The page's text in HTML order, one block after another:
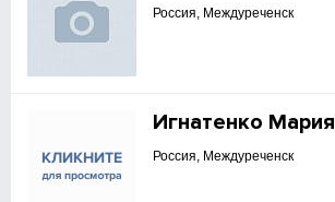
Россия, Междуреченск
Игнатенко Мария
Россия, Междуреченск